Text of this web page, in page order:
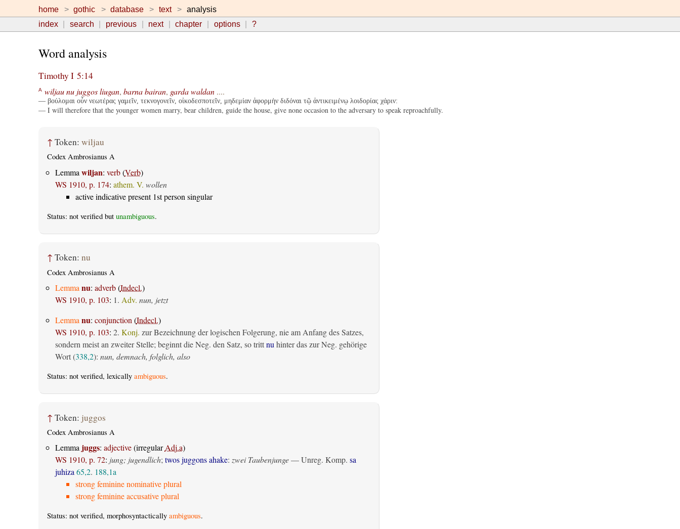
home gothic database text
analysis
index
search previous next chapter options ?
Word analysis
Timothy I 5:14
A wiljau nu juggos liugan, barna bairan, garda waldan....
— βούλομαι οὖν νεωτέρας γαμεῖν, τεκνογονεῖν, οἰκοδεσποτεῖν, μηδεμίαν ἀφορμὴν διδόναι τῷ ἀντικειμένῳ λοιδορίας χάριν:
— I will therefore that the younger women marry, bear children, guide the house, give none occasion to the adversary to speak reproachfully.
↑ Token: wiljau
Codex Ambrosianus A
Lemma wiljan: verb(Verb)
WS 1910, p. 174: athem. V. wollen
active indicative present 1st person singular
Status: not verified but unambiguous.
↑ Token: nu
Codex Ambrosianus A
Lemma nu: adverb(Indecl.)
WS 1910, p. 103: 1. Adv. nun, jetzt
Lemma nu: conjunction (Indecl.)
WS 1910, p. 103: 2. Konj. zur Bezeichnung der logischen Folgerung, nie am Anfang des Satzes,
sondern meist an zweiter Stelle; beginnt die Neg. den Satz, so trittnu hinter das zur Neg. gehörige
Wort (338,2): nun, demnach, folglich, also
Status: not verified, lexically ambiguous.
↑ Token: juggos
Codex Ambrosianus A
Lemma juggs: adjective(irregularAdj.a)
WS 1910, p. 72: jung; jugendlich;twos juggons ahake: zwei Taubenjunge— Unreg. Komp. sa
juhiza 65,2. 188,1a
strong feminine nominative plural
strong feminine accusative plural
Status: not verified, morphosyntactically ambiguous.